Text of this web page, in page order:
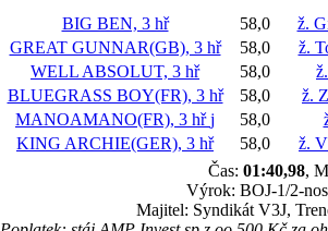
BIG BEN, 3 hř 58,0
ž.
GREAT GUNNAR(GB), 3 hř 58,0
ž.
WELL ABSOLUT, 3 hř 58,0
BLUEGRASS BOY(FR), 3 hř 58,0
ž.
MANOAMANO(FR), 3 hřj 58,0
KING ARCHIE(GER), 3 hř 58,0
ž.
Čas: 01:40,98,
Výrok: BOJ-1/2-
Majitel: Syndikát V3J,